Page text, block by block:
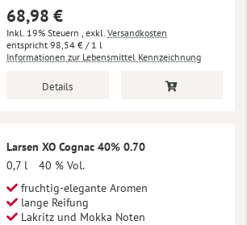
68,98 €
Inkl. 19% Steuern exkl. Versandkosten
98,54 € / 1 l
Informationen zur Lebensmittel Kennzeichnung
Details
Larsen XO Cognac 40% 0.70
0,7 l
40 % Vol.
fruchtig-elegante Aromen
lange Reifung
Lakritz und Mokka Noten